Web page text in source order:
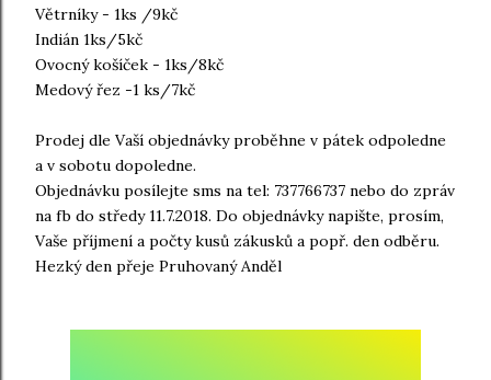
Větrníky - 1ks /9kč
Indián 1ks/5kč
Ovocný košíček - 1ks/8kč
Medový řez -1 ks/7kč
Prodej dle Vaší objednávky proběhne v pátek odpoledne
a v sobotu dopoledne.
Objednávku posílejte sms na tel: 737766737 nebo do zpráv
na fb do středy 11.7.2018. Do objednávky napište, prosím,
Vaše příjmení a počty kusů zákusků a popř. den odběru.
Hezký den přeje Pruhovaný Anděl